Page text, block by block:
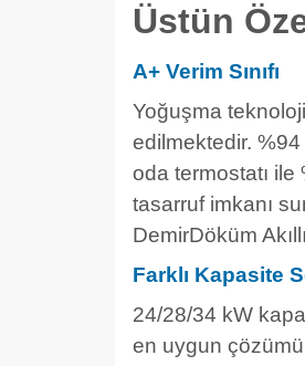
Üstün
A+ Verim Sınıfı
Yoğuşma
edilmektedir.
oda termostatı
tasarruf imkanı
DemirDöküm
Farklı Kapasite
24/28/34 kW
en uygun